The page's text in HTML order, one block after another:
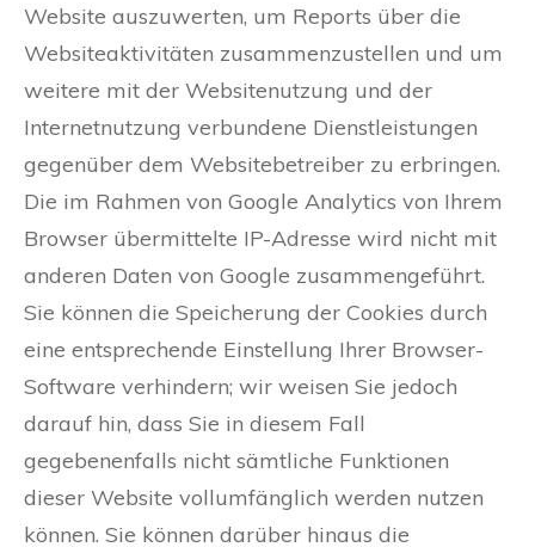
Website auszuwerten, um Reports über die
Websiteaktivitäten zusammenzustellen und um
weitere mit der Websitenutzung und der
Internetnutzung verbundene Dienstleistungen
gegenüber dem Websitebetreiber zu erbringen.
Die im Rahmen von Google Analytics von Ihrem
Browser übermittelte IP-Adresse wird nicht mit
anderen Daten von Google zusammengeführt.
Sie können die Speicherung der Cookies durch
eine entsprechende Einstellung Ihrer Browser-
Software verhindern; wir weisen Sie jedoch
darauf hin, dass Sie in diesem Fall
gegebenenfalls nicht sämtliche Funktionen
dieser Website vollumfänglich werden nutzen
können. Sie können darüber hinaus die